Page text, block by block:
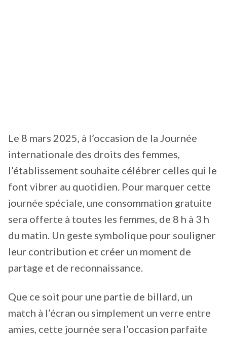
Le 8 mars 2025, à l’occasion de la Journée
internationale des droits des femmes,
l’établissement souhaite célébrer celles qui le
font vibrer au quotidien. Pour marquer cette
journée spéciale, une consommation gratuite
sera offerte à toutes les femmes, de 8 h à 3 h
du matin. Un geste symbolique pour souligner
leur contribution et créer un moment de
partage et de reconnaissance.
Que ce soit pour une partie de billard, un
match à l’écran ou simplement un verre entre
amies, cette journée sera l’occasion parfaite